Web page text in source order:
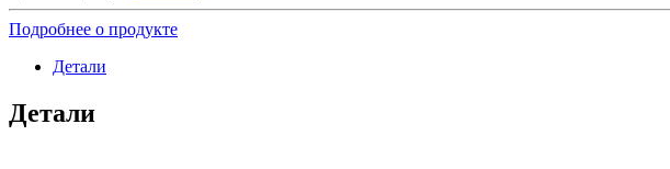
Подробнее о продукте
Детали
Детали